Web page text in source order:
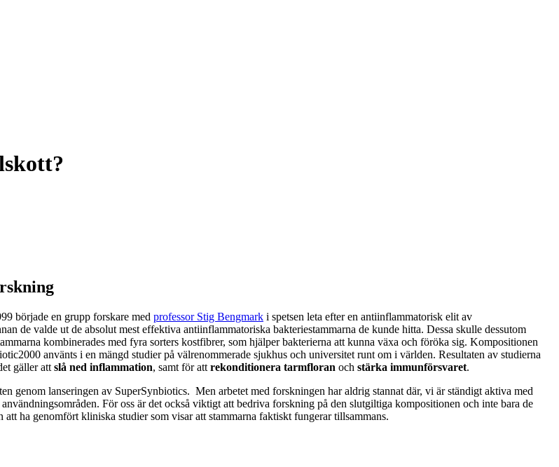
började en grupp forskare med professor Stig Bengmark i spetsen leta efter en antiinflammatorisk elit av
de valde ut de absolut mest effektiva antiinflammatoriska bakteriestammarna de kunde hitta. Dessa skulle dessutom
kombinerades med fyra sorters kostfibrer, som hjälper bakterierna att kunna växa och föröka sig. Kompositionen
använts i en mängd studier på välrenommerade sjukhus och universitet runt om i världen. Resultaten av studierna
gäller att slå ned inflammation, samt för att rekonditionera tarmfloran och stärka immunförsvaret.
genom lanseringen av SuperSynbiotics. Men arbetet med forskningen har aldrig stannat där, vi är ständigt aktiva med
För oss är det också viktigt att bedriva forskning på den slutgiltiga kompositionen och inte bara de
ha genomfört kliniska studier som visar att stammarna faktiskt fungerar tillsammans.